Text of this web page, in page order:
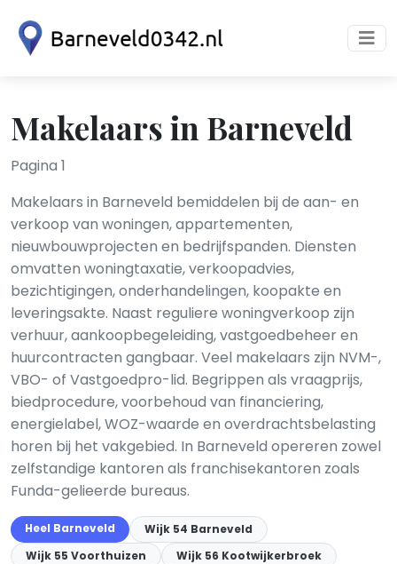
Makelaars in Barneveld
Pagina 1
Makelaars in Barneveld bemiddelen bij de aan- en
verkoop van woningen, appartementen,
nieuwbouwprojecten en bedrijfspanden. Diensten
omvatten woningtaxatie, verkoopadvies,
bezichtigingen, onderhandelingen, koopakte en
leveringsakte. Naast reguliere woningverkoop zijn
verhuur, aankoopbegeleiding, vastgoedbeheer en
huurcontracten gangbaar. Veel makelaars zijn NVM-,
VBO- of Vastgoedpro-lid. Begrippen als vraagprijs,
biedprocedure, voorbehoud van financiering,
energielabel, WOZ-waarde en overdrachtsbelasting
horen bij het vakgebied. In Barneveld opereren zowel
zelfstandige kantoren als franchisekantoren zoals
Funda-gelieerde bureaus.
Heel Barneveld
Wijk 54 Barneveld
Wijk 55 Voorthuizen
Wijk 56 Kootwijkerbroek